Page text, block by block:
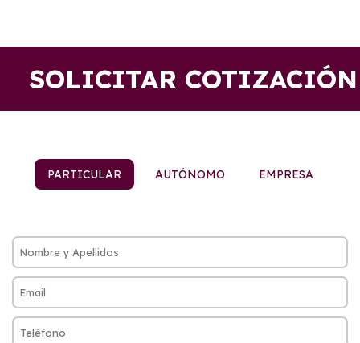
SOLICITAR COTIZACIÓN
PARTICULAR AUTÓNOMO EMPRESA